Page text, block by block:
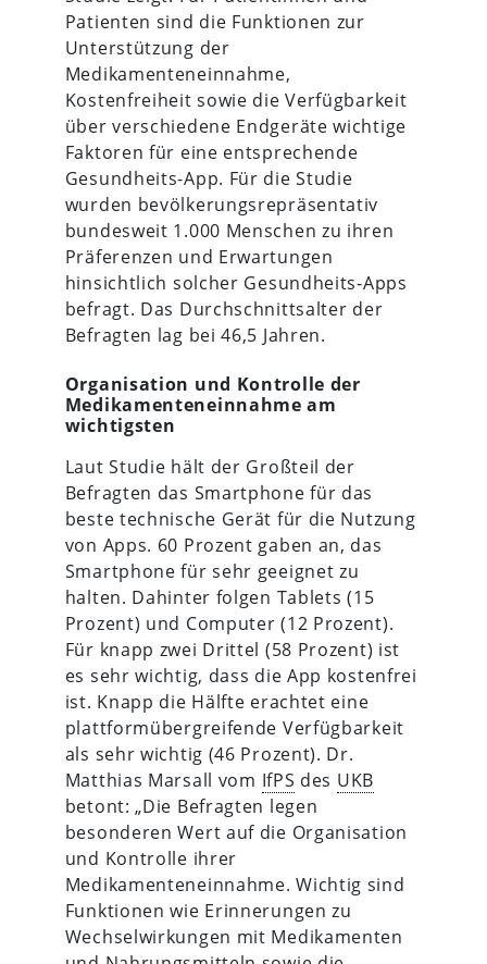
Patienten sind die Funktionen zur
Unterstützung der
Medikamenteneinnahme,
Kostenfreiheit sowie die Verfügbarkeit
über verschiedene Endgeräte wichtige
Faktoren für eine entsprechende
Gesundheits-App. Für die Studie
wurden bevölkerungsrepräsentativ
bundesweit 1.000 Menschen zu ihren
Präferenzen und Erwartungen
hinsichtlich solcher Gesundheits-Apps
befragt. Das Durchschnittsalter der
Befragten lag bei 46,5 Jahren.
Organisation und Kontrolle der
Medikamenteneinnahme am
wichtigsten
Laut Studie hält der Großteil der
Befragten das Smartphone für das
beste technische Gerät für die Nutzung
von Apps. 60 Prozent gaben an, das
Smartphone für sehr geeignet zu
halten. Dahinter folgen Tablets (15
Prozent) und Computer (12 Prozent).
Für knapp zwei Drittel (58 Prozent) ist
es sehr wichtig, dass die App kostenfrei
ist. Knapp die Hälfte erachtet eine
plattformübergreifende Verfügbarkeit
als sehr wichtig (46 Prozent). Dr.
Matthias Marsall vom IfPS des UKB
betont: „Die Befragten legen
besonderen Wert auf die Organisation
und Kontrolle ihrer
Medikamenteneinnahme. Wichtig sind
Funktionen wie Erinnerungen zu
Wechselwirkungen mit Medikamenten